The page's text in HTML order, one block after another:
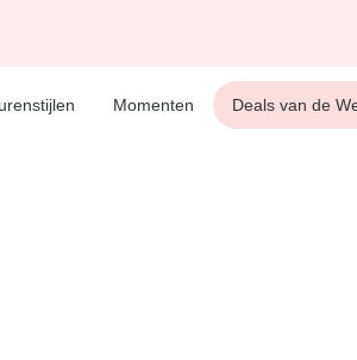
Momenten Deals van de